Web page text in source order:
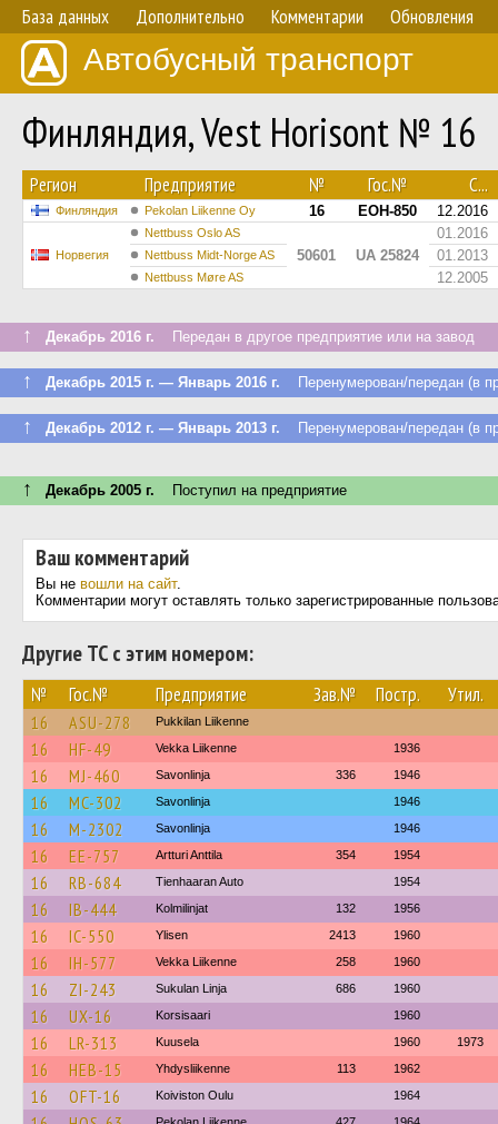
База данных Дополнительно Комментарии Обновления
Автобусный транспорт
Финляндия, Vest Horisont № 16
Регион Предприятие № Гос.№ С...
Финляндия Pekolan Liikenne Oy 16 EOH-850 12.2016
Норвегия
Nettbuss Oslo AS
50601 UA 25824
01.2016
Nettbuss Midt-Norge AS 01.2013
Nettbuss Møre AS 12.2005
↑ Декабрь 2016 г. Передан в другое предприятие или на завод
↑ Декабрь 2015 г. — Январь 2016 г. Перенумерован/передан (в
↑ Декабрь 2012 г. — Январь 2013 г. Перенумерован/передан (в
↑ Декабрь 2005 г. Поступил на предприятие
Ваш комментарий
Вы не вошли на сайт.
Комментарии могут оставлять только зарегистрированные
Другие ТС с этим номером:
№ Гос.№ Предприятие Зав.№ Постр. Утил.
16 ASU-278 Pukkilan Liikenne
16 HF-49 Vekka Liikenne 1936
16 MJ-460 Savonlinja 336 1946
16 MC-302 Savonlinja 1946
16 M-2302 Savonlinja 1946
16 EE-757 Artturi Anttila 354 1954
16 RB-684 Tienhaaran Auto 1954
16 IB-444 Kolmilinjat 132 1956
16 IC-550 Ylisen 2413 1960
16 IH-577 Vekka Liikenne 258 1960
16 ZI-243 Sukulan Linja 686 1960
16 UX-16 Korsisaari 1960
16 LR-313 Kuusela 1960 1973
16 HEB-15 Yhdysliikenne 113 1962
16 OFT-16 Koiviston Oulu 1964